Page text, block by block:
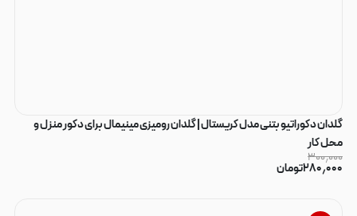
گلدان دکوراتیو بتنی مدل کریستال | گلدان رومیزی مینیمال برای دکور منزل و
محل کار
۳۰۰٫۰۰۰
۲۸۰٫۰۰۰تومان